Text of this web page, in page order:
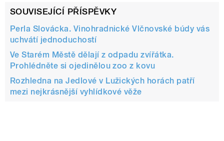
SOUVISEJÍCÍ PŘÍSPĚVKY
Perla Slovácka. Vinohradnické Vlčnovské búdy vás
uchvátí jednoduchostí
Ve Starém Městě dělají z odpadu zvířátka.
Prohlédněte si ojedinělou zoo z kovu
Rozhledna na Jedlové v Lužických horách patří
mezi nejkrásnější vyhlídkové věže